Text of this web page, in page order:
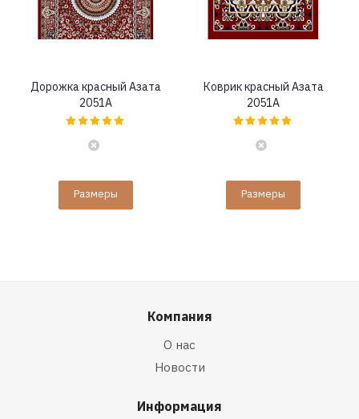
Дорожка красный Азата
2051A
Размеры
Коврик красный Азата
2051A
Размеры
Компания
О нас
Новости
Информация